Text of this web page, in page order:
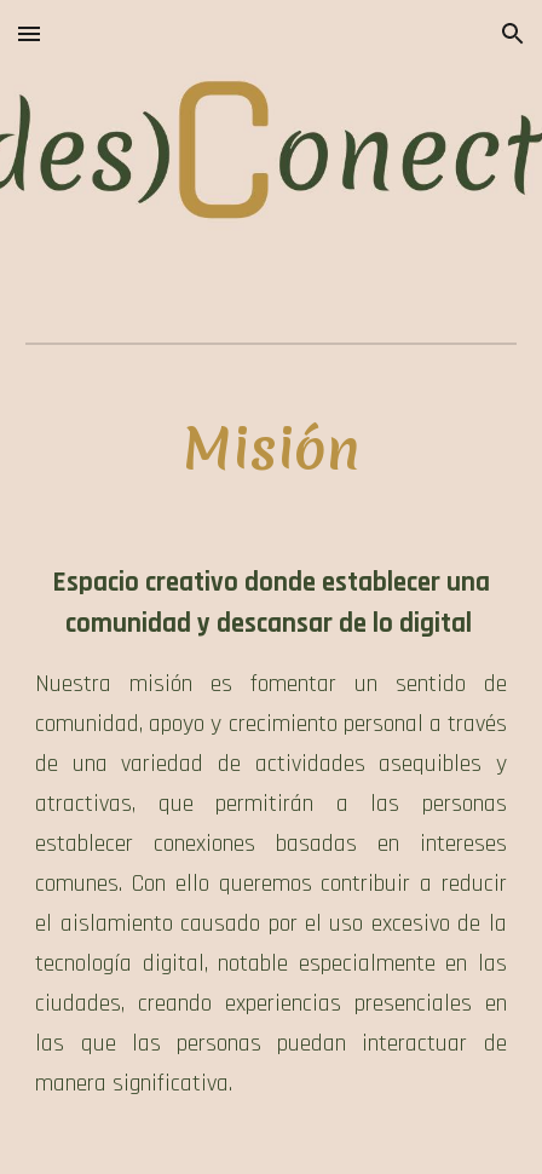
Skip to main content Skip to navigation
Misión
Espacio creativo donde establecer una
comunidad y descansar de lo digital
Nuestra misión es fomentar un sentido de
comunidad, apoyo y crecimiento personal a través
de una variedad de actividades asequibles y
atractivas, que permitirán a las personas
establecer conexiones basadas en intereses
comunes. Con ello queremos contribuir a reducir
el aislamiento causado por el uso excesivo de la
tecnología digital, notable especialmente en las
ciudades, creando experiencias presenciales en
las que las personas puedan interactuar de
manera significativa.